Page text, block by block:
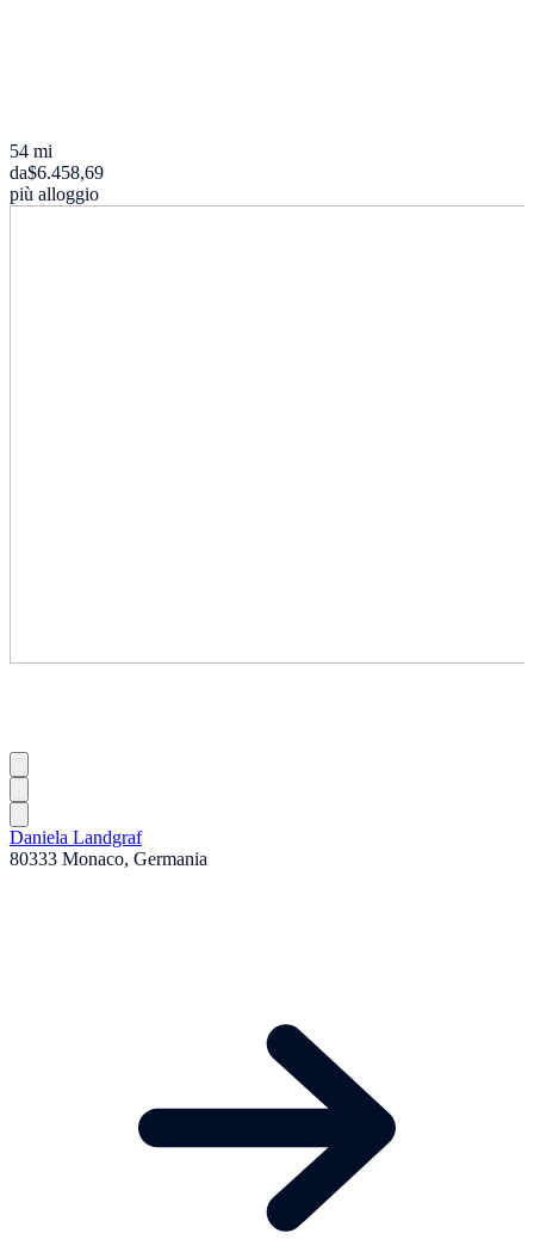
54 mi
da$6.458,69
più alloggio
Daniela Landgraf
80333 Monaco, Germania